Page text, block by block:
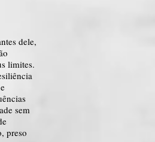
dele,
limites.
sem
preso